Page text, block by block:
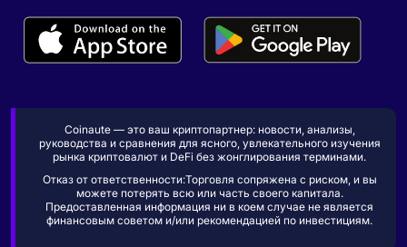
Coinaute — это ваш криптопартнер: новости, анализы,
руководства и сравнения для ясного, увлекательного изучения
рынка криптовалют и DeFi без жонглирования терминами.
Отказ от ответственности:Торговля сопряжена с риском, и вы
можете потерять всю или часть своего капитала.
Предоставленная информация ни в коем случае не является
финансовым советом и/или рекомендацией по инвестициям.